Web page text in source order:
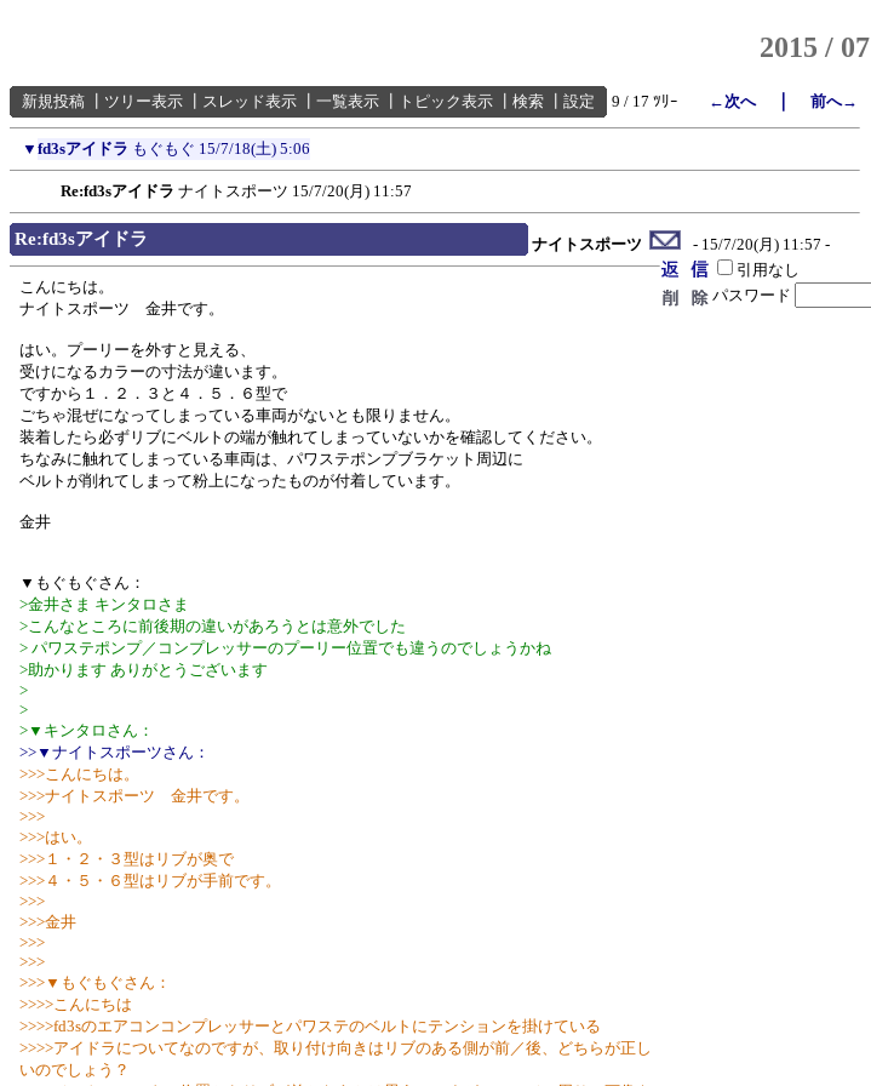
2015 / 07
新規投稿 ツリー表示 スレッド表示 一覧表示 トピック表示 検索 設定 9 / 17 ﾂﾘｰ ←次へ｜ 前へ→
▼ fd3sアイドラ もぐもぐ 15/7/18(土) 5:06
Re:fd3sアイドラ ナイトスポーツ 15/7/20(月) 11:57
Re:fd3sアイドラ ナイトスポーツ
- 15/7/20(月) 11:57 -
引用なし
パスワード
こんにちは。
ナイトスポーツ 金井です。
はい。プーリーを外すと見える、
受けになるカラーの寸法が違います。
ですから１．２．３と４．５．６型で
ごちゃ混ぜになってしまっている車両がないとも限りません。
装着したら必ずリブにベルトの端が触れてしまっていないかを確認してください。
ちなみに触れてしまっている車両は、パワステポンプブラケット周辺に
ベルトが削れてしまって粉上になったものが付着しています。
金井
▼もぐもぐさん：
>金井さま キンタロさま
>こんなところに前後期の違いがあろうとは意外でした
> パワステポンプ／コンプレッサーのプーリー位置でも違うのでしょうかね
>助かります ありがとうございます
>
>
>▼キンタロさん：
>>▼ナイトスポーツさん：
>>>こんにちは。
>>>ナイトスポーツ 金井です。
>>>
>>>はい。
>>>１・２・３型はリブが奥で
>>>４・５・６型はリブが手前です。
>>>
>>>金井
>>>
>>>
>>>▼もぐもぐさん：
>>>>こんにちは
>>>>fd3sのエアコンコンプレッサーとパワステのベルトにテンションを掛けている
>>>>アイドラについてなのですが、取り付け向きはリブのある側が前／後、どちらが正し
いのでしょう？